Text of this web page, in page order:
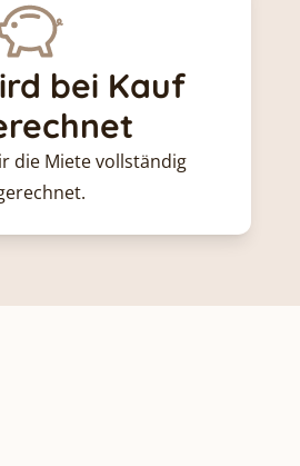
bei Kauf
die Miete vollständig